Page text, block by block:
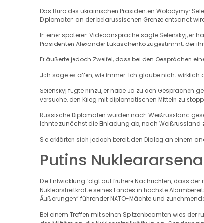
Das Büro des ukrainischen Präsidenten Wolodymyr
Diplomaten an der belarussischen Grenze entsandt
In einer späteren Videoansprache sagte Selenskyj, er
Präsidenten Alexander Lukaschenko zugestimmt, der
Er äußerte jedoch Zweifel, dass bei den Gesprächen
„Ich sage es offen, wie immer: Ich glaube nicht wirklich
Selenskyj fügte hinzu, er habe Ja zu den Gesprächen
versuche, den Krieg mit diplomatischen Mitteln zu
Russische Diplomaten wurden nach Weißrussland
lehnte zunächst die Einladung ab, nach Weißrussland
Sie erklärten sich jedoch bereit, den Dialog an einem
Putins
Die Entwicklung folgt auf frühere Nachrichten, dass
Nuklearstreitkräfte seines Landes in höchste
Äußerungen“ führender NATO-Mächte und
Bei einem Treffen mit seinen Spitzenbeamten wies